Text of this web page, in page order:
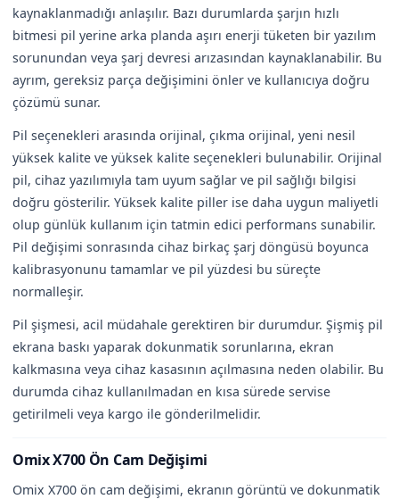
kaynaklanmadığı anlaşılır. Bazı durumlarda şarjın hızlı
bitmesi pil yerine arka planda aşırı enerji tüketen bir yazılım
sorunundan veya şarj devresi arızasından kaynaklanabilir. Bu
ayrım, gereksiz parça değişimini önler ve kullanıcıya doğru
çözümü sunar.
Pil seçenekleri arasında orijinal, çıkma orijinal, yeni nesil
yüksek kalite ve yüksek kalite seçenekleri bulunabilir. Orijinal
pil, cihaz yazılımıyla tam uyum sağlar ve pil sağlığı bilgisi
doğru gösterilir. Yüksek kalite piller ise daha uygun maliyetli
olup günlük kullanım için tatmin edici performans sunabilir.
Pil değişimi sonrasında cihaz birkaç şarj döngüsü boyunca
kalibrasyonunu tamamlar ve pil yüzdesi bu süreçte
normalleşir.
Pil şişmesi, acil müdahale gerektiren bir durumdur. Şişmiş pil
ekrana baskı yaparak dokunmatik sorunlarına, ekran
kalkmasına veya cihaz kasasının açılmasına neden olabilir. Bu
durumda cihaz kullanılmadan en kısa sürede servise
getirilmeli veya kargo ile gönderilmelidir.
Omix X700 Ön Cam Değişimi
Omix X700 ön cam değişimi, ekranın görüntü ve dokunmatik